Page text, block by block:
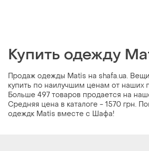
Купить одежду
Продаж одежды Matis на shafa.ua.
купить по наилучшим ценам от наших
Больше 497 товаров продается на
Средняя цена в каталоге - 1570 грн.
одеждк Matis вместе с Шафа!